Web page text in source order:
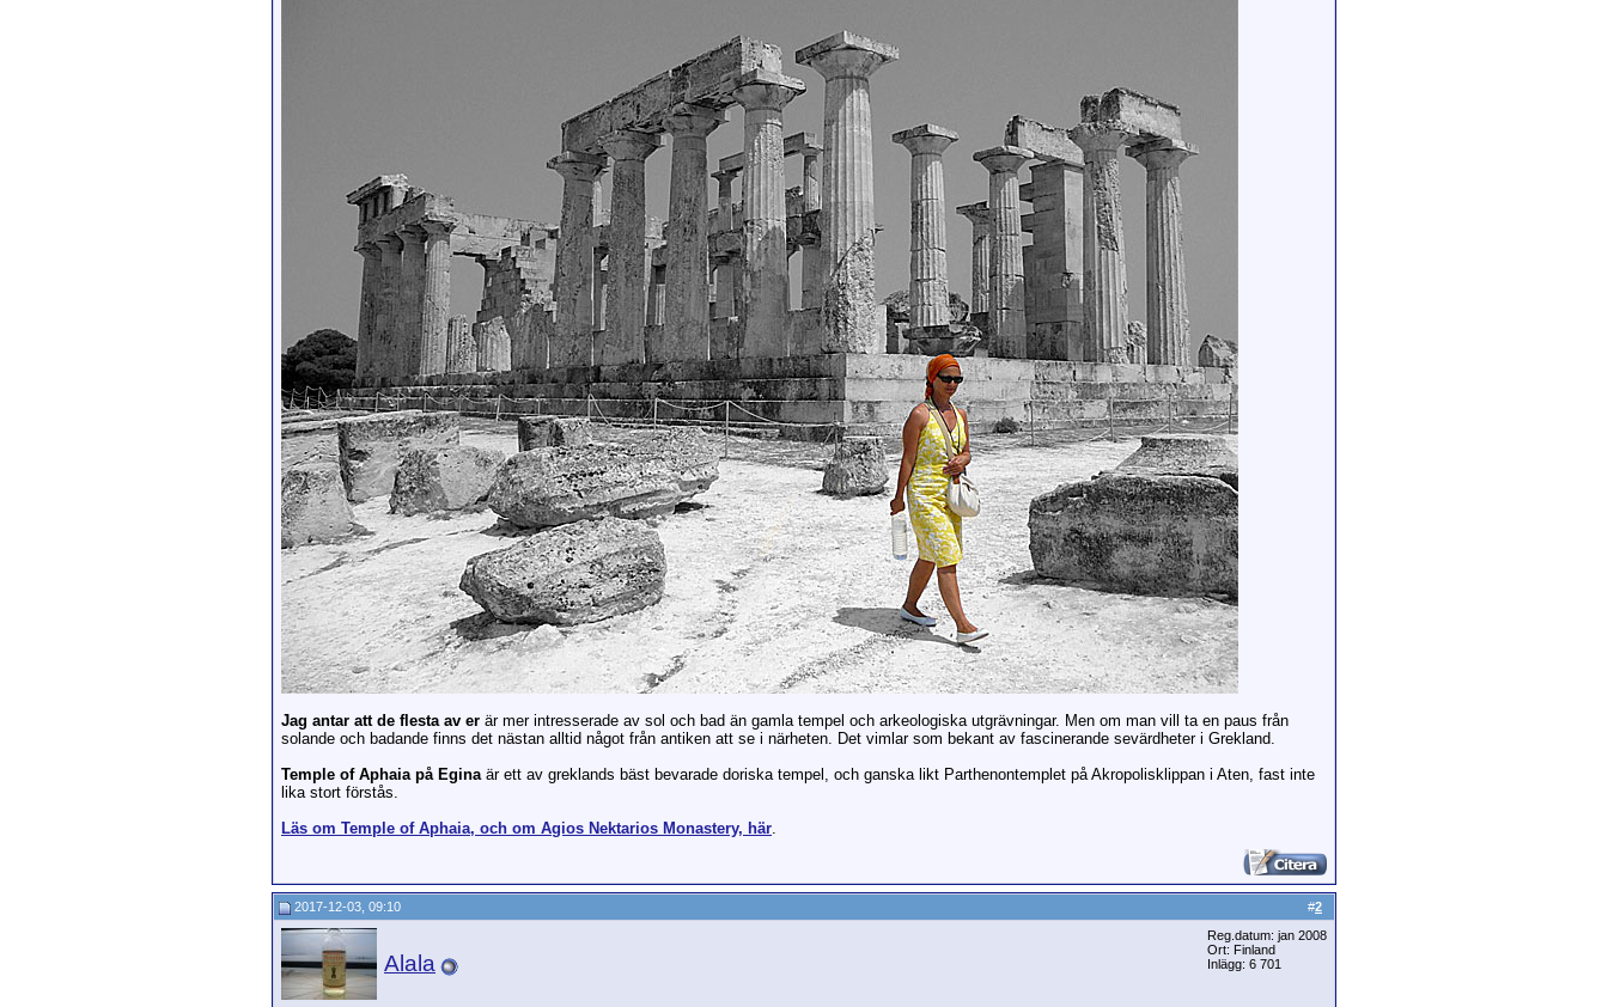
Jag antar att de flesta av er är mer intresserade av sol och bad än gamla tempel och arkeologiska utgrävningar. Men om man vill ta en paus från
solande och badande finns det nästan alltid något från antiken att se i närheten. Det vimlar som bekant av fascinerande sevärdheter i Grekland.
Temple of Aphaia på Eginaär ett av greklands bäst bevarade doriska tempel, och ganska likt Parthenontemplet på Akropolisklippan i Aten, fast inte
lika stort förstås.
Läs om Temple of Aphaia, och om Agios Nektarios Monastery, här.
#2
2017-12-03, 09:10
Alala
Reg.datum: jan 2008
Ort: Finland
Inlägg: 6 701